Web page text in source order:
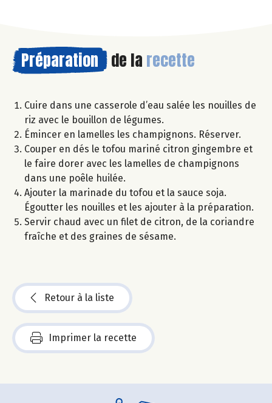
Préparation de la recette
Cuire dans une casserole d’eau salée les nouilles de
riz avec le bouillon de légumes.
Émincer en lamelles les champignons. Réserver.
Couper en dés le tofou mariné citron gingembre et
le faire dorer avec les lamelles de champignons
dans une poêle huilée.
Ajouter la marinade du tofou et la sauce soja.
Égoutter les nouilles et les ajouter à la préparation.
Servir chaud avec un filet de citron, de la coriandre
fraîche et des graines de sésame.
Retour à la liste
Imprimer la recette